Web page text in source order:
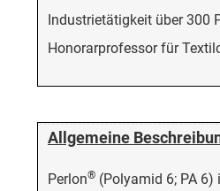
Industrietätigkeit über 300
Honorarprofessor für
Allgemeine
Perlon® (Polyamid 6; PA